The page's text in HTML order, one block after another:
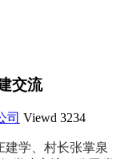
交流
司 Viewd 3234
建学、村长张掌泉